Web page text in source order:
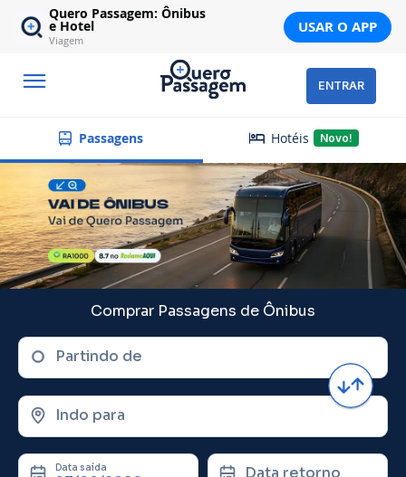
Quero Passagem: Ônibus
e Hotel
Viagem
USAR O APP
ENTRAR
Passagens Hotéis Novo!
Comprar Passagens de Ônibus
Partindo de
Indo para
Data saída